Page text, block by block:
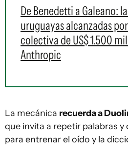
De Benedetti a Galeano:
uruguayas alcanzadas
colectiva de US$ 1.500
Anthropic
La mecánica recuerda a
que invita a repetir palabras y
para entrenar el oído y la